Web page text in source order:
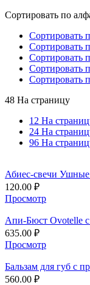
Сортировать по
Сортировать
Сортировать
Сортировать
Сортировать
Сортировать
48 На страницу
12 На
24 На
96 На
Абиес-свечи
120.00 ₽
Просмотр
Апи-Бюст Ovotelle
635.00 ₽
Просмотр
Бальзам для губ с
560.00 ₽